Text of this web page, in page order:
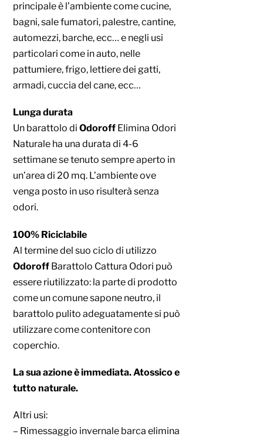
principale è l’ambiente come cucine,
bagni, sale fumatori, palestre, cantine,
automezzi, barche, ecc… e negli usi
particolari come in auto, nelle
pattumiere, frigo, lettiere dei gatti,
armadi, cuccia del cane, ecc…
Lunga durata
Un barattolo diOdoroff Elimina Odori
Naturale ha una durata di 4-6
settimane se tenuto sempre aperto in
un’area di 20 mq. L’ambiente ove
venga posto in uso risulterà senza
odori.
100% Riciclabile
Al termine del suo ciclo di utilizzo
Odoroff Barattolo Cattura Odori può
essere riutilizzato: la parte di prodotto
come un comune sapone neutro, il
barattolo pulito adeguatamente si può
utilizzare come contenitore con
coperchio.
La sua azione è immediata. Atossico e
tutto naturale.
Altri usi:
– Rimessaggio invernale barca elimina